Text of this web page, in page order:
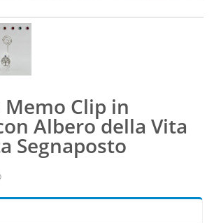
Clip in
Albero della Vita
Segnaposto